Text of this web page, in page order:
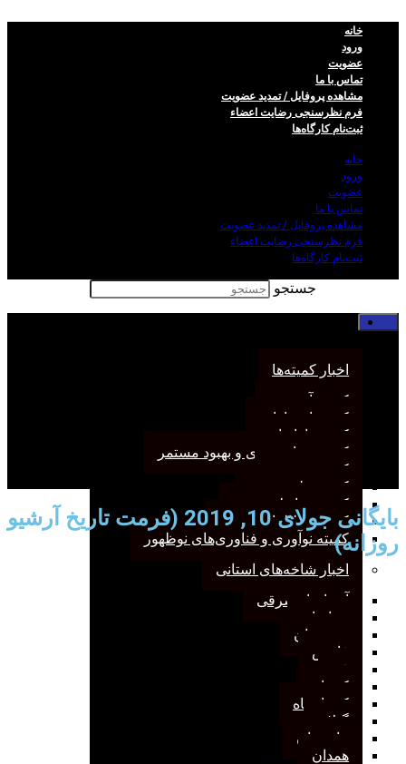
خانه
ورود
عضویت
تماس با ما
مشاهده پروفایل / تمدید عضویت
فرم نظر‌سنجی رضایت اعضاء
ثبت‌نام کارگاه‌ها
خانه
ورود
عضویت
تماس با ما
مشاهده پروفایل / تمدید عضویت
فرم نظر‌سنجی رضایت اعضاء
ثبت‌نام کارگاه‌ها
جستجو
اخبار کمیته‌ها
کمیته آموزش
کمیته انتشارات
کمیته بازاریابی
کمیته برنامه‌ریزی و بهبود مستمر
کمیته پژوهش
کمیته علم سنجی
کمیته روابط‌عمومی
کمیته مطالعات صنفی
کمیته نوآوری و فناوری‌های نوظهور
اخبار شاخه‌های استانی
آذربایجان‌شرقی
خراسان
خوزستان
فارس
قم
کرمان
کرمانشاه
گیلان
مازندران
همدان
بایگانی جولای 10, 2019 (فرمت تاریخ آرشیو
روزانه)